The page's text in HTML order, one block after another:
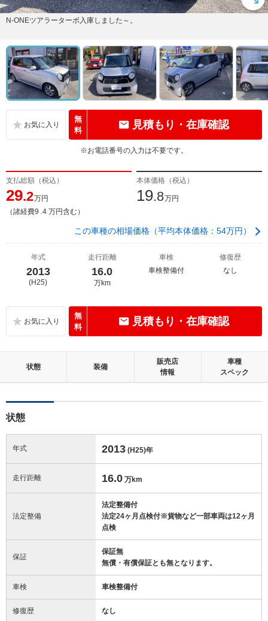
N-ONEツアラーターボ入庫しました～。
無
料
見積もり・在庫確認
※お電話番号の入力は不要です。
支払総額（税込）
29.2万円
（諸経費9 .4 万円含む）
本体価格（税込）
19.8万円
この車種の相場価格（平均本体価格：54万円）
年式
2013
(H25)
走行距離
16.0
万km
車検
車検整備付
修復歴
なし
無
料
見積もり・在庫確認
状態 装備
販売店
情報
車種
スペック
状態
年式 2013 (H25)年
走行距離 16.0 万km
法定整備
法定整備付
法定24ヶ月点検付※貨物など一部車両は12ヶ月
点検
保証
保証無
無償・有償保証とも無となります。
車検 車検整備付
修復歴 なし